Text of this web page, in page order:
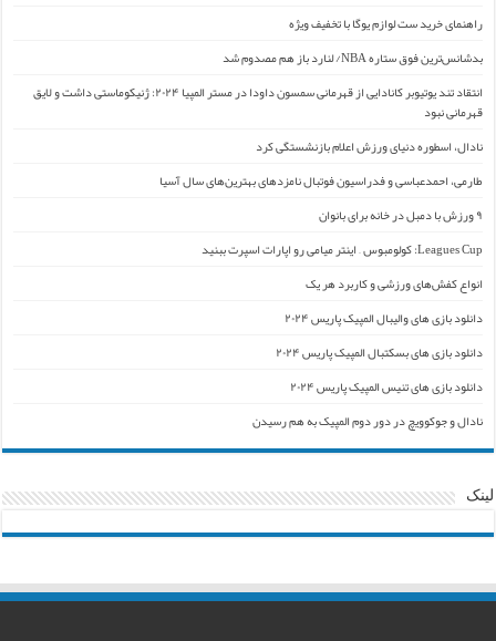
راهنمای خرید ست لوازم یوگا با تخفیف ویژه
بدشانس‌ترین فوق ستاره NBA/ لنارد باز هم مصدوم شد
انتقاد تند یوتیوبر کانادایی از قهرمانی سمسون داودا در مستر المپیا ۲۰۲۴: ژنیکوماستی داشت و لایق
قهرمانی نبود
نادال، اسطوره دنیای ورزش اعلام بازنشستگی کرد
طارمی، احمدعباسی و فدراسیون فوتبال نامزدهای بهترین‌های سال آسیا
۹ ورزش با دمبل در خانه برای بانوان
Leagues Cup: کولومبوس – اینتر میامی رو اپارات اسپرت ببنید
انواع کفش‌های ورزشی و کاربرد هر یک
دانلود بازی های والیبال المپیک پاریس ۲۰۲۴
دانلود بازی های بسکتبال المپیک پاریس ۲۰۲۴
دانلود بازی های تنیس المپیک پاریس ۲۰۲۴
نادال و جوکوویچ در دور دوم المپیک به هم رسیدن
لینک